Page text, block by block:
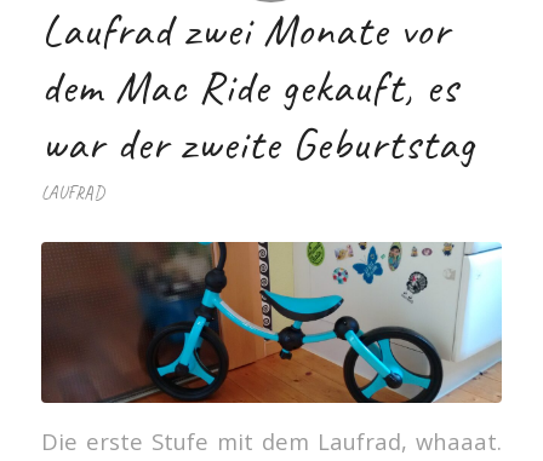
Laufrad zwei Monate vor
dem Mac Ride gekauft, es
war der zweite Geburtstag
LAUFRAD
Die erste Stufe mit dem Laufrad, whaaat.